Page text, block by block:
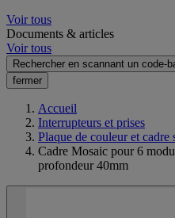
Voir tous
Documents & articles
Voir tous
Rechercher en scannant un code-
fermer
Accueil
Interrupteurs et prises
Plaque de couleur et cadre
Cadre Mosaic pour 6
profondeur 40mm